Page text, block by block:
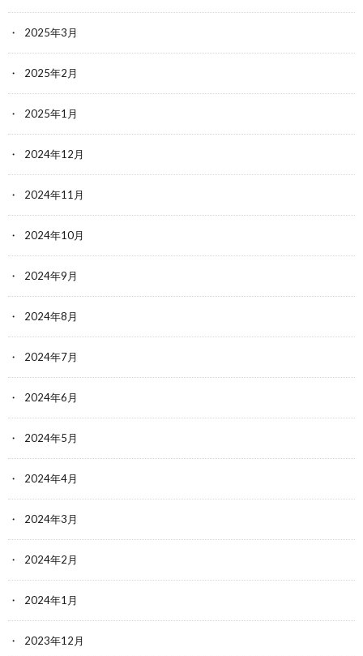
2025年3月
2025年2月
2025年1月
2024年12月
2024年11月
2024年10月
2024年9月
2024年8月
2024年7月
2024年6月
2024年5月
2024年4月
2024年3月
2024年2月
2024年1月
2023年12月